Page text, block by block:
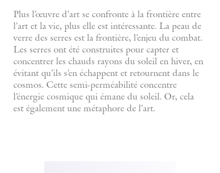
Plus l’œuvre d’art se confronte à la frontière entre
l’art et la vie, plus elle est intéressante. La peau de
verre des serres est la frontière, l’enjeu du combat.
Les serres ont été construites pour capter et
concentrer les chauds rayons du soleil en hiver, en
évitant qu’ils s’en échappent et retournent dans le
cosmos. Cette semi-perméabilité concentre
l’énergie cosmique qui émane du soleil. Or, cela
est également une métaphore de l’art.